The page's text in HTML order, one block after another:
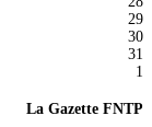
29
30
31
1
La Gazette FNTP